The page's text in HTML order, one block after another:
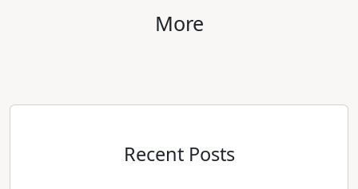
More
Recent Posts